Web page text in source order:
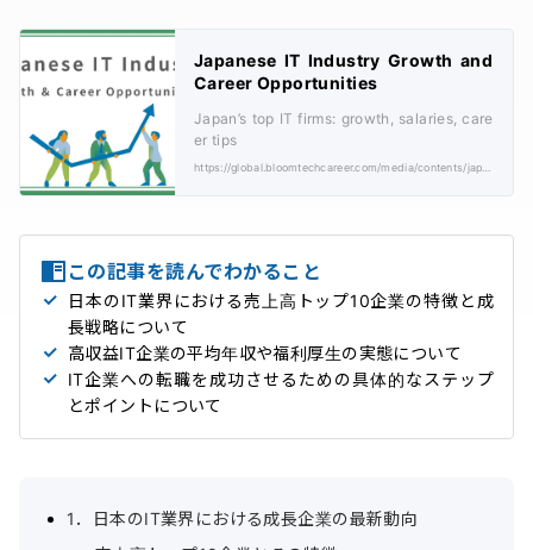
Japanese IT Industry Growth and
Career Opportunities
Japan’s top IT firms: growth, salaries, care
er tips
この記事を読んでわかること
日本のIT業界における売上高トップ10企業の特徴と成
長戦略について
高収益IT企業の平均年収や福利厚生の実態について
IT企業への転職を成功させるための具体的なステップ
とポイントについて
1．日本のIT業界における成長企業の最新動向